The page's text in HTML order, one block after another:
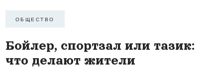
ОБЩЕСТВО
Бойлер, спортзал или тазик:
что делают жители